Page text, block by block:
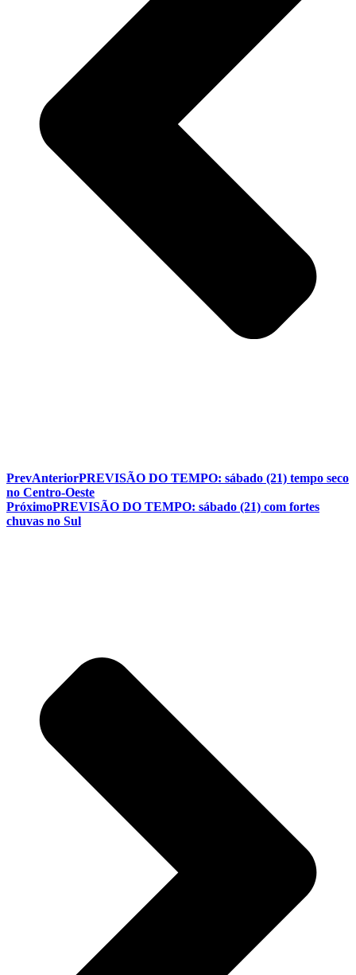
PrevAnteriorPREVISÃO DO TEMPO: sábado (21) tempo seco
no Centro-Oeste
PróximoPREVISÃO DO TEMPO: sábado (21) com fortes
chuvas no Sul